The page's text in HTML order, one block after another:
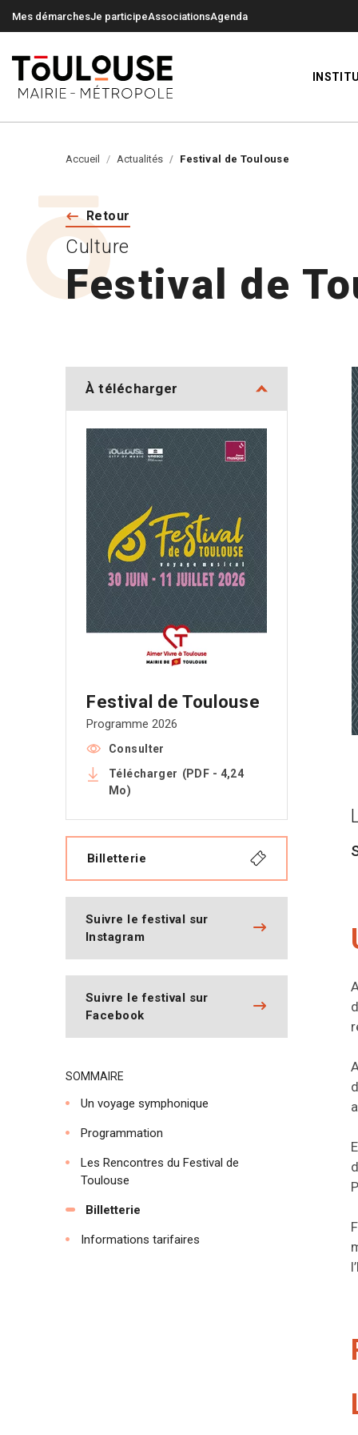
Mes démarchesJe participeAssociationsAgenda
Accueil Actualités Festival de Toulouse
Retour
Festival de
Culture
À télécharger
Festival de Toulouse
Programme 2026
Consulter
Télécharger (PDF - 4,24
Mo)
Billetterie
Suivre le festival sur
Instagram
Suivre le festival sur
Facebook
SOMMAIRE
Un voyage symphonique
Programmation
Les Rencontres du Festival de
Toulouse
Billetterie
Informations tarifaires